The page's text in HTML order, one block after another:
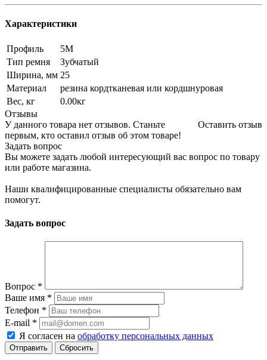
Характеристики
Профиль
5М
Тип ремня
Зубчатый
Ширина, мм 25
Материал
резина кордтканевая или кордшнуровая
Вес, кг
0.00кг
Отзывы
Оставить отзыв
У данного товара нет отзывов. Станьте
первым, кто оставил отзыв об этом товаре!
Задать вопрос
Вы можете задать любой интересующий вас вопрос по товару
или работе магазина.
Наши квалифицированные специалисты обязательно вам
помогут.
Задать вопрос
Вопрос *
Ваше имя *
Телефон *
E-mail *
Я согласен на обработку персональных данных
Сбросить